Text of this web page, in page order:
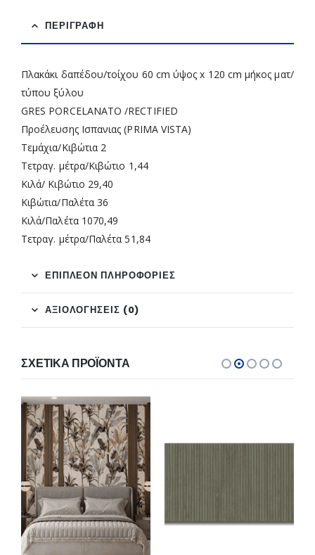
ΠΕΡΙΓΡΑΦΉ
Πλακάκι δαπέδου/τοίχου 60 cm ύψος x 120 cm μήκος ματ/
τύπου ξύλου
GRES PORCELANATO /RECTIFIED
Προέλευσης Ισπανιας (PRIMA VISTA)
Τεμάχια/Κιβώτια 2
Τετραγ. μέτρα/Κιβώτιο 1,44
Κιλά/ Κιβώτιο 29,40
Κιβώτια/Παλέτα 36
Κιλά/Παλέτα 1070,49
Τετραγ. μέτρα/Παλέτα 51,84
ΕΠΙΠΛΈΟΝ ΠΛΗΡΟΦΟΡΊΕΣ
ΑΞΙΟΛΟΓΉΣΕΙΣ (0)
ΣΧΕΤΙΚΆ ΠΡΟΪΌΝΤΑ